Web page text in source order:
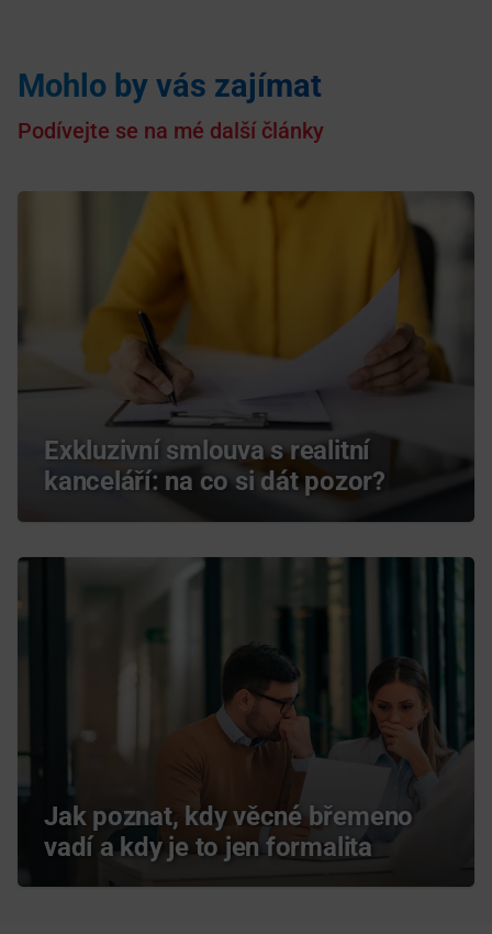
Mohlo by vás zajímat
Podívejte se na mé další články
Exkluzivní smlouva s realitní
kanceláří: na co si dát pozor?
Jak poznat, kdy věcné břemeno
vadí a kdy je to jen formalita